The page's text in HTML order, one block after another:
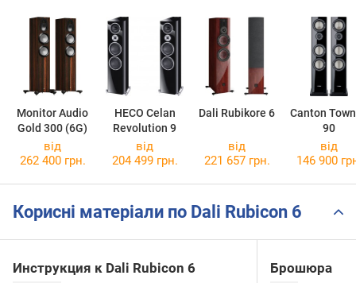
Monitor Audio
Gold 300 (6G)
HECO Celan
Revolution 9
Dali Rubikore 6
Canton
90
від
262 400 грн.
від
204 499 грн.
від
221 657 грн.
від
146 900
Корисні матеріали по Dali Rubicon 6
Инструкция к Dali Rubicon 6 Брошюра